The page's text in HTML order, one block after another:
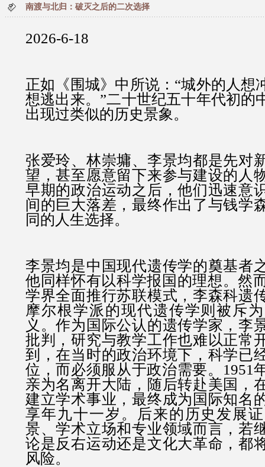
南渡与北归：破灭之后的二次选择
2026-6-18
正如《围城》中所说：“城外的人想
想逃出来。”二十世纪五十年代初的
出现过类似的历史景象。
张爱玲、林崇墉、李景均都是先对
望，甚至愿意留下来参与建设的人
早期的政治运动之后，他们迅速意
间的巨大落差，最终作出了与钱学
同的人生选择。
李景均是中国现代遗传学的奠基者
他同样怀有以科学报国的理想。然
学界全面推行苏联模式，李森科遗
摩尔根学派的现代遗传学则被斥
义。作为国际公认的遗传学家，李
批判，研究与教学工作也难以正常
到，在当时的政治环境下，科学已
位，而必须服从于政治需要。1951
亲为名离开大陆，随后转赴美国，
建立学术事业，最终成为国际知名
享年九十一岁。后来的历史发展
景、学术立场和专业领域而言，若
论是反右运动还是文化大革命，都
风险。